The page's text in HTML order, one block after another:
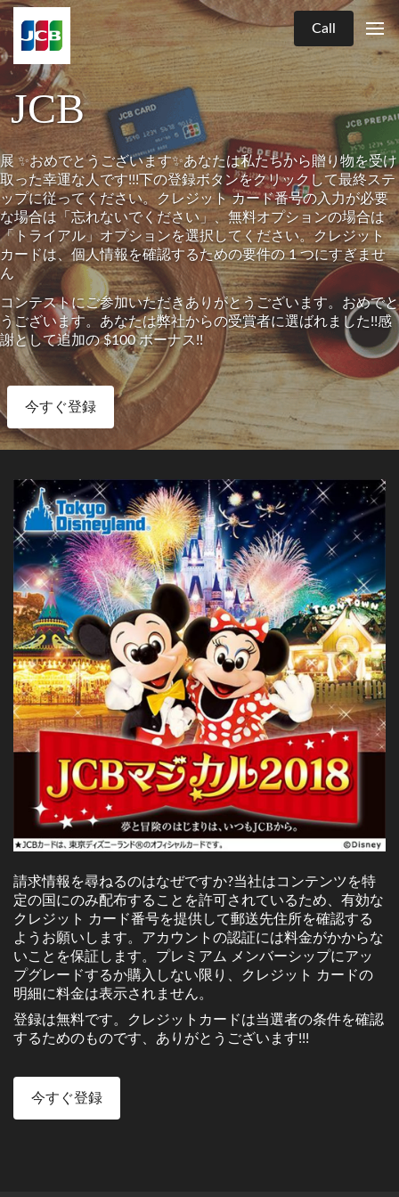
Call
JCB
展 ✨おめでとうございます✨あなたは私たちから贈り物を受け
取った幸運な人です!!!下の登録ボタンをクリックして最終ステ
ップに従ってください。クレジット カード番号の入力が必要
な場合は「忘れないでください」、無料オプションの場合は
「トライアル」オプションを選択してください。クレジット
カードは、個人情報を確認するための要件の 1 つにすぎませ
ん
コンテストにご参加いただきありがとうございます。おめでと
うございます。あなたは弊社からの受賞者に選ばれました!!感
謝として追加の $100 ボーナス!!
今すぐ登録
請求情報を尋ねるのはなぜですか?当社はコンテンツを特
定の国にのみ配布することを許可されているため、有効な
クレジット カード番号を提供して郵送先住所を確認する
ようお願いします。アカウントの認証には料金がかからな
いことを保証します。プレミアム メンバーシップにアッ
プグレードするか購入しない限り、クレジット カードの
明細に料金は表示されません。
登録は無料です。クレジットカードは当選者の条件を確認
するためのものです、ありがとうございます!!!
今すぐ登録